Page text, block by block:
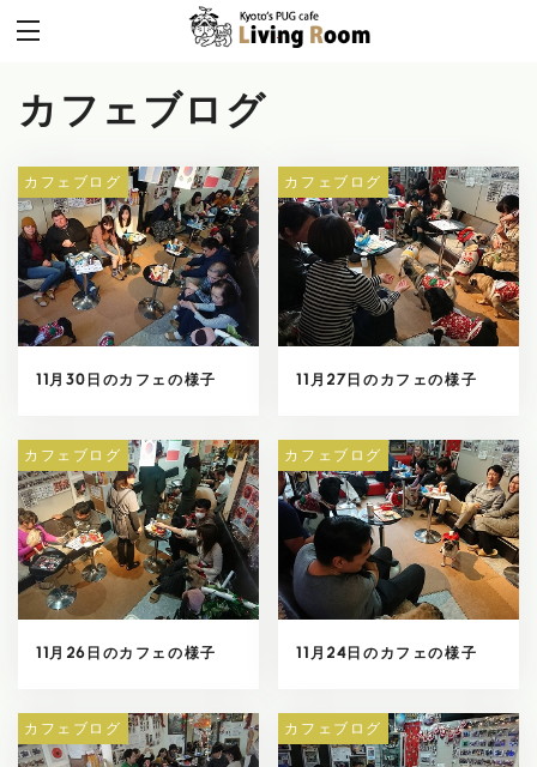
カフェブログ
カフェブログ
11月30日のカフェの様子
カフェブログ
11月27日のカフェの様子
カフェブログ
11月26日のカフェの様子
カフェブログ
11月24日のカフェの様子
カフェブログ カフェブログ